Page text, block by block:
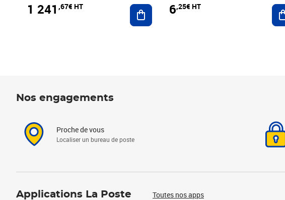
1 241 ,67€ HT Ajouter au panier
6,25€ HT
Nos engagements
Proche de vous
Localiser un bureau de poste
Applications La Poste Toutes nos apps